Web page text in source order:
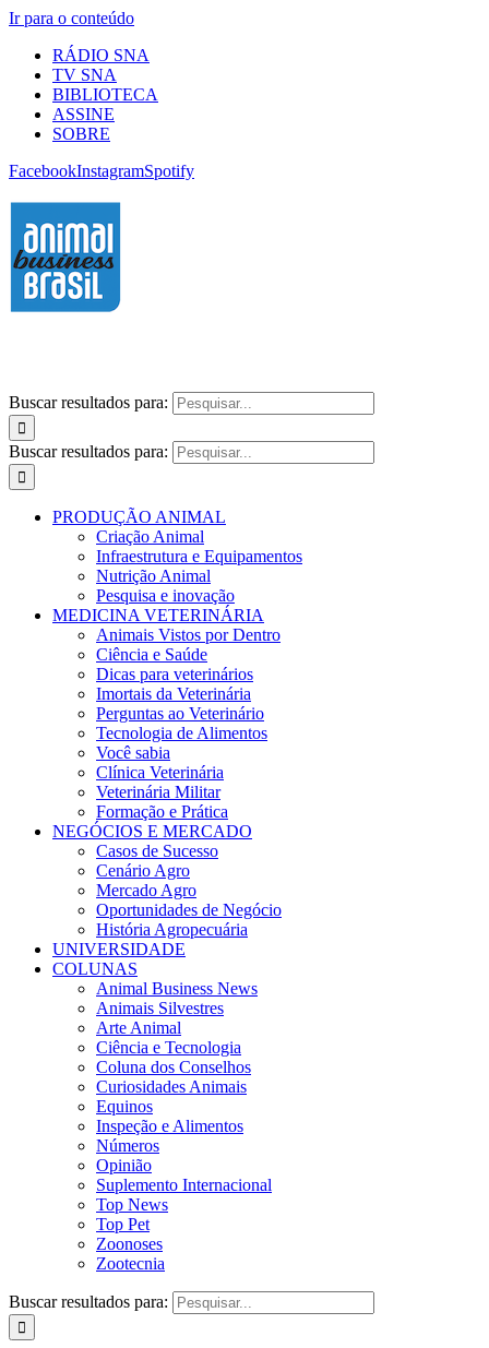
Ir para o conteúdo
RÁDIO SNA
TV SNA
BIBLIOTECA
ASSINE
SOBRE
FacebookInstagramSpotify
Buscar resultados para:
Buscar resultados para:
PRODUÇÃO ANIMAL
Criação Animal
Infraestrutura e Equipamentos
Nutrição Animal
Pesquisa e inovação
MEDICINA VETERINÁRIA
Animais Vistos por Dentro
Ciência e Saúde
Dicas para veterinários
Imortais da Veterinária
Perguntas ao Veterinário
Tecnologia de Alimentos
Você sabia
Clínica Veterinária
Veterinária Militar
Formação e Prática
NEGÓCIOS E MERCADO
Casos de Sucesso
Cenário Agro
Mercado Agro
Oportunidades de Negócio
História Agropecuária
UNIVERSIDADE
COLUNAS
Animal Business News
Animais Silvestres
Arte Animal
Ciência e Tecnologia
Coluna dos Conselhos
Curiosidades Animais
Equinos
Inspeção e Alimentos
Números
Opinião
Suplemento Internacional
Top News
Top Pet
Zoonoses
Zootecnia
Buscar resultados para: